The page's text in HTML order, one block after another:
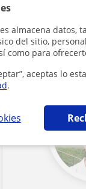
almacena datos,
del sitio,
como para
aceptas lo
.
Real